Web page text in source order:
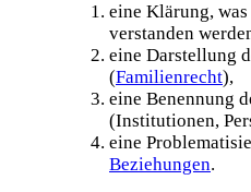
eine Klärung,
verstanden
eine Darstellung
(Familienrecht),
eine Benennung
(Institutionen,
eine
Beziehungen.